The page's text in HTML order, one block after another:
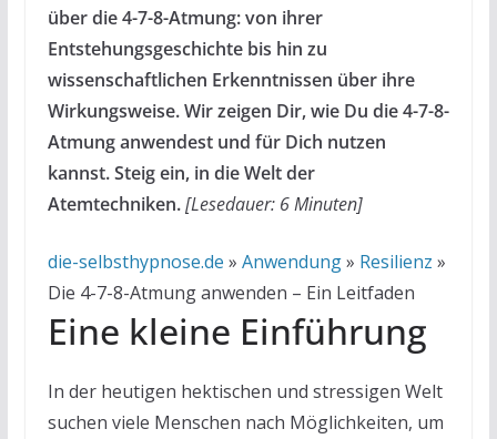
über die 4-7-8-Atmung: von ihrer
Entstehungsgeschichte bis hin zu
wissenschaftlichen Erkenntnissen über ihre
Wirkungsweise. Wir zeigen Dir, wie Du die 4-7-8-
Atmung anwendest und für Dich nutzen
kannst. Steig ein, in die Welt der
Atemtechniken.[Lesedauer: 6 Minuten]
die-selbsthypnose.de » Anwendung» Resilienz »
Die 4-7-8-Atmung anwenden – Ein Leitfaden
Eine kleine Einführung
In der heutigen hektischen und stressigen Welt
suchen viele Menschen nach Möglichkeiten, um